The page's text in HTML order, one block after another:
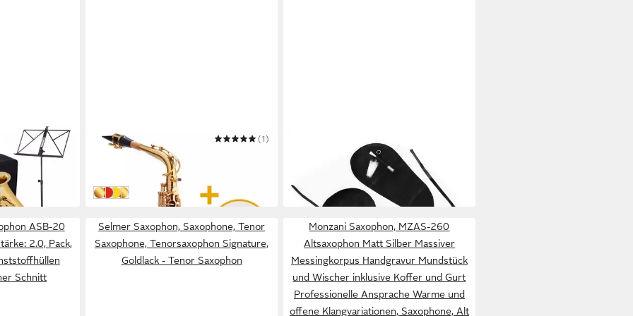
CLASSIC CANTABILE
Saxophon Alt Saxophon
(1)
in 3-4 Werktagen bei dir
Klar lackiert
Antique Red
Antique Yellow
Matt gebürstet
in 3-4 Werktagen bei dir
ASB-20
2.0, Pack,
Schnitt
Selmer Saxophon, Saxophone, Tenor
Saxophone, Tenorsaxophon Signature,
Goldlack - Tenor Saxophon
Monzani Saxophon, MZAS-260
Altsaxophon Matt Silber Massiver
Messingkorpus Handgravur Mundstück
und Wischer inklusive Koffer und Gurt
Professionelle Ansprache Warme und
offene Klangvariationen, Saxophone, Alt